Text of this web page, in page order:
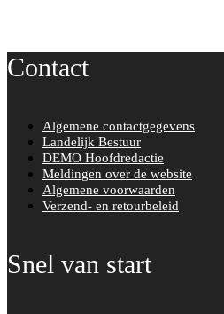
Contact
Algemene contactgegevens
Landelijk Bestuur
DEMO Hoofdredactie
Meldingen over de website
Algemene voorwaarden
Verzend- en retourbeleid
Snel van start